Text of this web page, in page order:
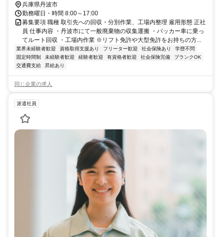
兵庫県丹波市
勤務曜日・時間 8:00～17:00
募集要項 職種 取引先への回収・分別作業、工場内整理 雇用形態 正社
員 仕事内容 ・丹波市にて一般廃棄物の収集運搬 ・バッカー車に乗っ
てルート回収 ・工場内作業 ※リフト免許や大型免許をお持ちの方...
業界未経験者歓迎 資格取得支援あり フリーター歓迎 社会保険あり
学歴不問
固定時間制
未経験者歓迎 経験者歓迎 有資格者歓迎 社会保険完備
ブランクOK
交通費支給
昇給あり
同じ企業の求人
派遣社員